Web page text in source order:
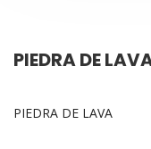
PIEDRA DE
PIEDRA DE LAVA